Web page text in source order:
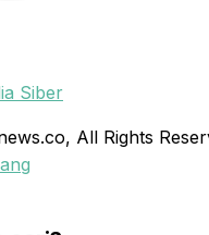
Siber
All Rights